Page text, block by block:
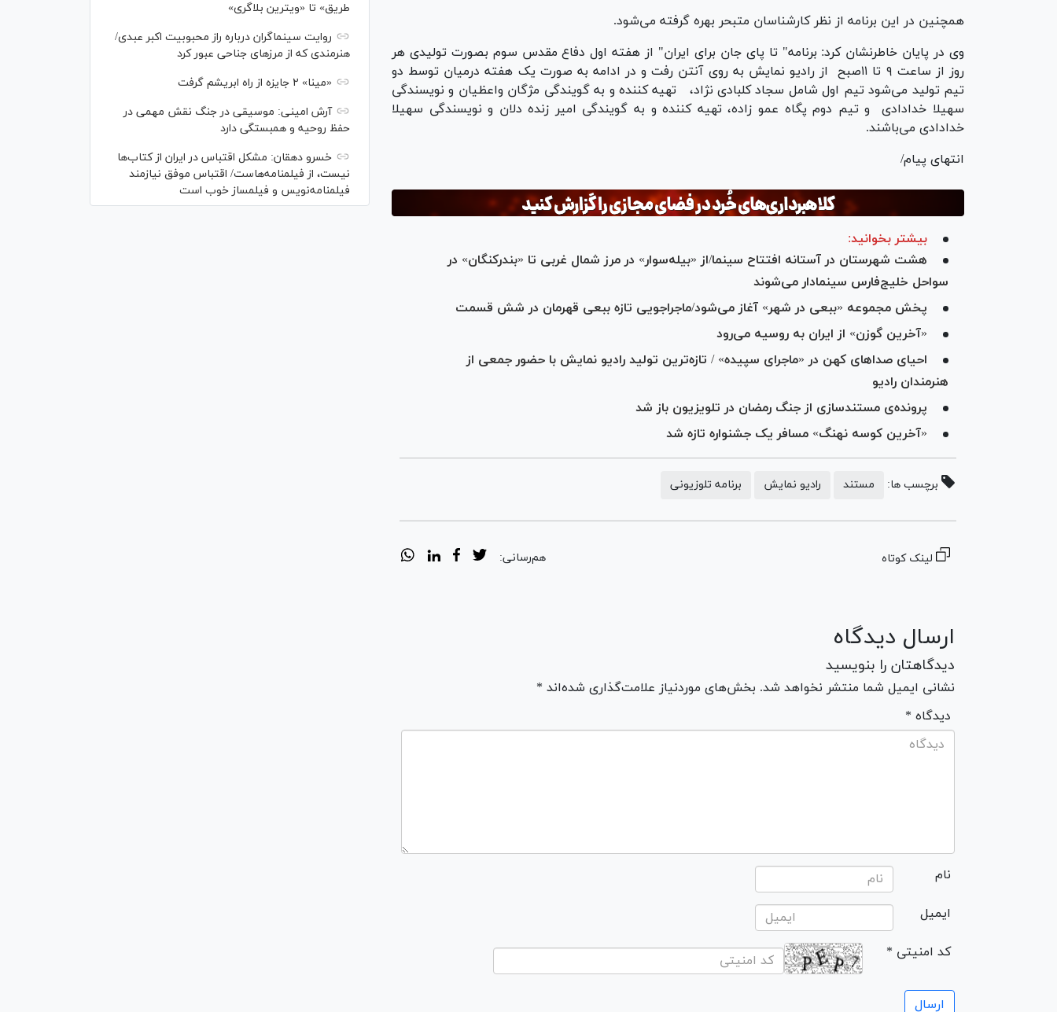
همچنین در این برنامه از نظر کارشناسان متبحر بهره گرفته می‌شود.
وی در پایان خاطرنشان کرد: برنامه" تا پای جان برای ایران" از هفته اول دفاع مقدس سوم بصورت تولیدی هر
روز از ساعت ۹ تا ۱۱صبح از رادیو نمایش به روی آنتن رفت و در ادامه به صورت یک هفته درمیان توسط دو
تیم تولید می‌شود تیم اول شامل سجاد کلبادی نژاد، تهیه کننده و به گویندگی مژگان واعظیان و نویسندگی
سهیلا خدادادی و تیم دوم پگاه عمو زاده، تهیه کننده و به گویندگی امیر زنده دلان و نویسندگی سهیلا
خدادادی می‌باشند.
انتهای پیام/
بیشتر بخوانید:
هشت شهرستان در آستانه افتتاح سینما/از «بیله‌سوار» در مرز شمال غربی تا «بندرکنگان» در
سواحل خلیج‌فارس سینمادار می‌شوند
پخش مجموعه «ببعی در شهر» آغاز می‌شود/ماجراجویی تازه ببعی قهرمان در شش قسمت
«آخرین گوزن» از ایران به روسیه می‌رود
احیای صداهای کهن در «ماجرای سپیده» / تازه‌ترین تولید رادیو نمایش با حضور جمعی از
هنرمندان رادیو
پرونده‌ی مستندسازی از جنگ رمضان در تلویزیون باز شد
«آخرین کوسه نهنگ» مسافر یک جشنواره تازه شد
برچسب ها: مستند رادیو نمایش برنامه تلوزیونی
لینک کوتاه هم‌رسانی:
ارسال دیدگاه
دیدگاهتان را بنویسید
نشانی ایمیل شما منتشر نخواهد شد. بخش‌های موردنیاز علامت‌گذاری شده‌اند *
* دیدگاه
نام
ایمیل
* کد امنیتی
طریق» تا «ویترین بلاگری»
روایت سینماگران درباره راز محبوبیت اکبر عبدی/
هنرمندی که از مرزهای جناحی عبور کرد
«مینا» ۲ جایزه از راه ابریشم گرفت
آرش امینی: موسیقی در جنگ نقش مهمی در
حفظ روحیه و همبستگی دارد
خسرو دهقان: مشکل اقتباس در ایران از کتاب‌ها
نیست، از فیلمنامه‌هاست/ اقتباس موفق نیازمند
فیلمنامه‌نویس و فیلمساز خوب است